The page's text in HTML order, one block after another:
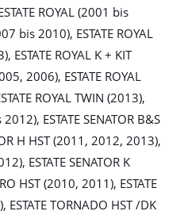
ROYAL (2001 bis
bis 2010), ESTATE ROYAL
ROYAL K + KIT
2006), ESTATE ROYAL
ROYAL TWIN (2013),
ESTATE SENATOR B&S
H HST (2011, 2012, 2013),
ESTATE SENATOR K
HST (2010, 2011), ESTATE
TORNADO HST /DK